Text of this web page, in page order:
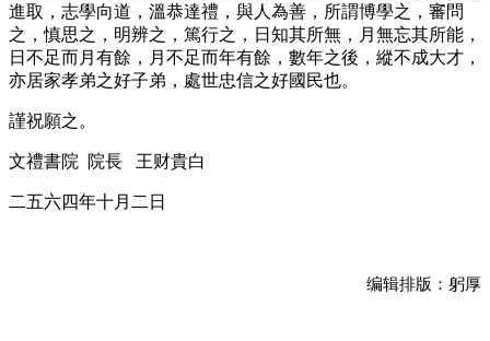
進取，志學向道，溫恭達禮，與人為善，所謂博學之，審問
之，慎思之，明辨之，篤行之，日知其所無，月無忘其所能，
日不足而月有餘，月不足而年有餘，數年之後，縱不成大才，
亦居家孝弟之好子弟，處世忠信之好國民也。
謹祝願之。
文禮書院 院長 王财貴白
二五六四年十月二日
编辑排版：躬厚